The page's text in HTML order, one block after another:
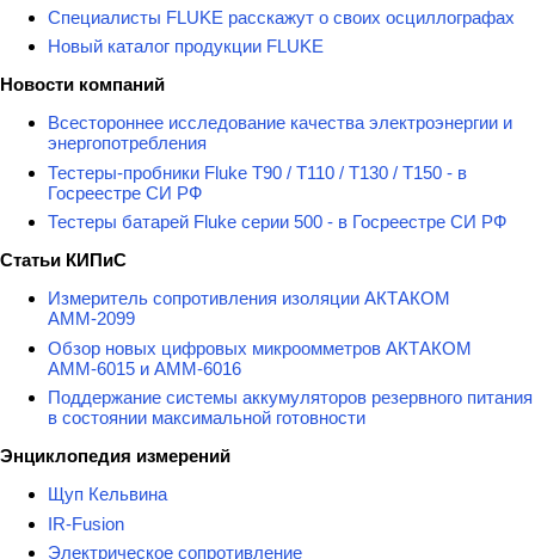
Специалисты FLUKE расскажут о своих осциллографах
Новый каталог продукции FLUKE
Новости компаний
Всестороннее исследование качества электроэнергии и
энергопотребления
Тестеры-пробники Fluke T90 / T110 / T130 / T150 - в
Госреестре СИ РФ
Тестеры батарей Fluke серии 500 - в Госреестре СИ РФ
Статьи КИПиС
Измеритель сопротивления изоляции АКТАКОМ
АММ-2099
Обзор новых цифровых микроомметров АКТАКОМ
АММ-6015 и АММ-6016
Поддержание системы аккумуляторов резервного питания
в состоянии максимальной готовности
Энциклопедия измерений
Щуп Кельвина
IR-Fusion
Электрическое сопротивление